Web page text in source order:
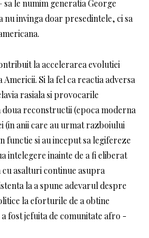
le numim generatia George
nu invinga doar presedintele, ci sa
la accelerarea evolutiei
Si la fel ca reactia adversa
rasiala si provocarile
reconstructii (epoca moderna
anii care au urmat razboiului
functie si au inceput sa legifereze
intelegere inainte de a fi eliberat
asalturi continue asupra
la a spune adevarul despre
la eforturile de a obtine
fost jefuita de comunitate afro -